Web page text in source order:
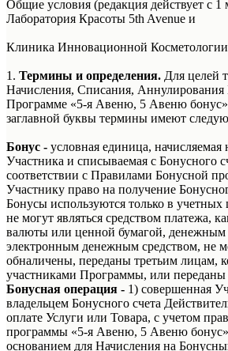
Общие условия (редакция действует с 1
Лаборатория Красоты 5th Avenue и
Клиника Инновационной
1. Термины и определения. Для целей
Начисления, Списания, Аннулирования
Программе «5-я Авеню, 5 Авеню
заглавной буквы термины имеют
Бонус - условная единица,
Участника и списываемая с Бонусного
соответствии с Правилами Бонусной
Участнику право на получение
Бонусы используются только в учетных
не могут являться средством платежа,
валюты или ценной бумагой, денежным
электронным денежным средством, не
обналичены, переданы третьим лицам,
участниками Программы, или переданы
Бонусная операция - 1) совершенная
владельцем Бонусного счета
оплате Услуги или Товара, с учетом
программы «5-я Авеню, 5 Авеню
основанием для Начисления на